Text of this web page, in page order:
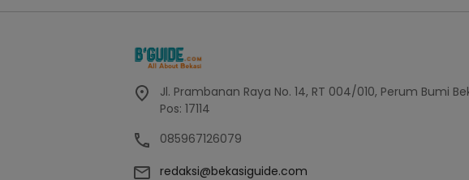
Jl. Prambanan Raya No. 14, RT 004/010, Perum Bumi
Pos: 17114
085967126079
redaksi@bekasiguide.com